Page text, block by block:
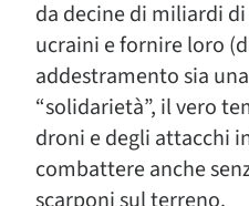
da decine di miliardi
ucraini e fornire loro
addestramento sia
“solidarietà”, il vero
droni e degli attacchi
combattere anche